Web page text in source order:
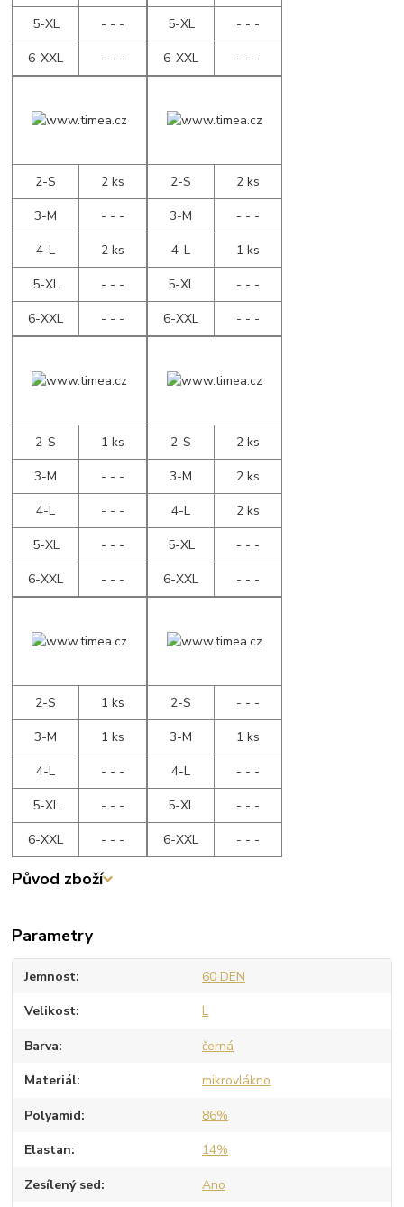
5-XL
- - -
6-XXL
- - -
5-XL
- - -
6-XXL
- - -
2-S
2 ks
3-M
- - -
4-L
2 ks
5-XL
- - -
6-XXL
- - -
2-S
2 ks
3-M
- - -
4-L
1 ks
5-XL
- - -
6-XXL
- - -
2-S
1 ks
3-M
- - -
4-L
- - -
5-XL
- - -
6-XXL
- - -
2-S
2 ks
3-M
2 ks
4-L
2 ks
5-XL
- - -
6-XXL
- - -
2-S
1 ks
3-M
1 ks
4-L
- - -
5-XL
- - -
6-XXL
- - -
2-S
- - -
3-M
1 ks
4-L
- - -
5-XL
- - -
6-XXL
- - -
Původ zboží
Parametry
Jemnost 60 DEN
Velikost L
Barva černá
Materiál mikrovlákno
Polyamid 86%
Elastan 14%
Zesílený sed Ano